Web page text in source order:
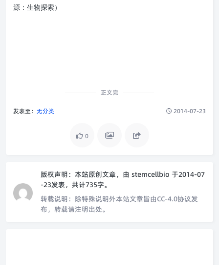
源：生物探索）
正文完
发表至： 无分类 2014-07-23
0
版权声明： 本站原创文章，由 stemcellbio 于2014-07
-23发表，共计735字。
转载说明： 除特殊说明外本站文章皆由CC-4.0协议发
布，转载请注明出处。